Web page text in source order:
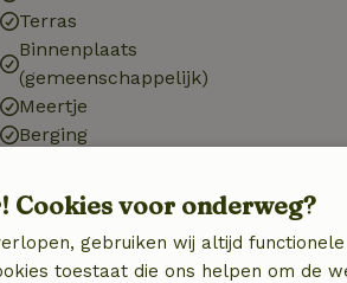
Terras
Binnenplaats
(gemeenschappelijk)
Meertje
Berging
Keuken
Keuken
Koel-/vriescombinatie
Cookies voor onderweg?
gebruiken wij altijd functionele
toestaat die ons helpen om de